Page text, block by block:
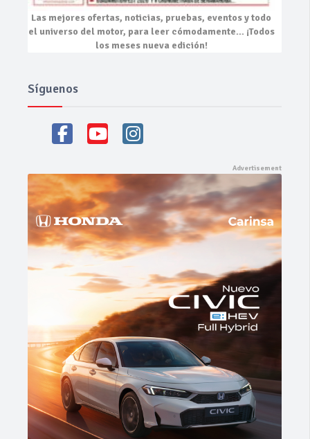
Las mejores ofertas, noticias, pruebas, eventosy todo
el universo del motor, para leer cómodamente… ¡Todos
los meses nueva edición!
Síguenos